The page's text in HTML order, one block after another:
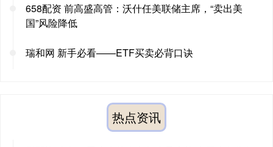
658配资 前高盛高管：沃什任美联储主席，“卖出美
国”风险降低
瑞和网 新手必看——ETF买卖必背口诀
热点资讯